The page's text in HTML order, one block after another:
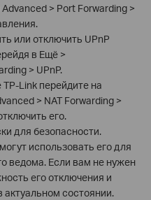
> Port Forwarding >
или отключить UPnP
в Ещё >
> UPnP.
Link перейдите на
> NAT Forwarding >
его.
для безопасности.
использовать его для
ведома. Если вам не нужен
его отключения и
состоянии.